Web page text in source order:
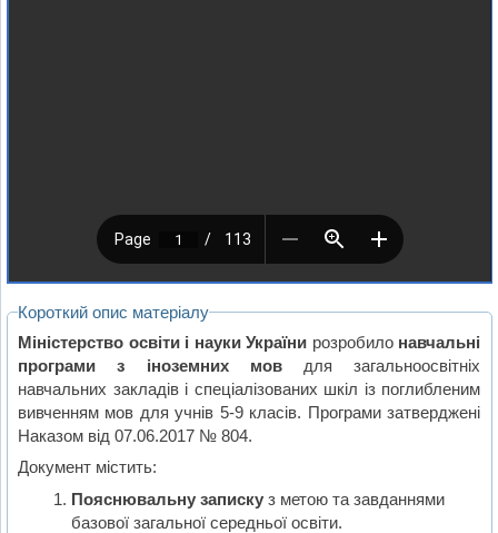
Короткий опис матеріалу
Міністерство освіти і науки України розробило навчальні
програми з іноземних мов для загальноосвітніх
навчальних закладів і спеціалізованих шкіл із поглибленим
вивченням мов для учнів 5-9 класів. Програми затверджені
Наказом від 07.06.2017 № 804.
Документ містить:
Пояснювальну запискуз метою та завданнями
базової загальної середньої освіти.